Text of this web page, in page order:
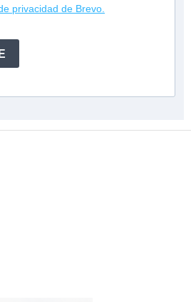
privacidad de Brevo.